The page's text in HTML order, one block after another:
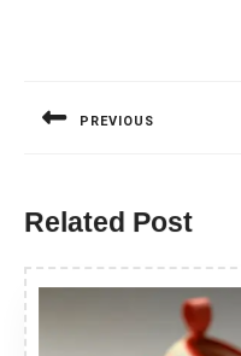
PREVIOUS
Related Post